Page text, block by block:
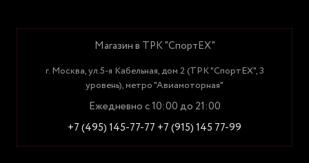
Магазин в ТРК "СпортЕХ"
г. Москва, ул.5-я Кабельная, дом 2 (ТРК "СпортЕХ", 3
уровень), метро "Авиамоторная"
Ежедневно с 10:00 до 21:00
+7 (495) 145-77-77 +7 (915) 145 77-99